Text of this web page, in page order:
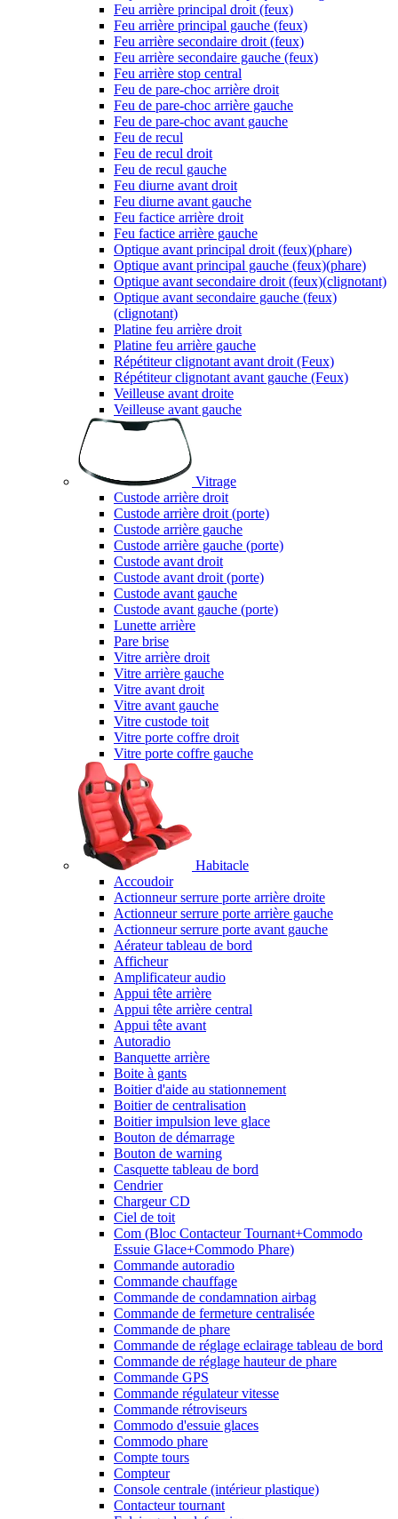
Feu arrière principal droit (feux)
Feu arrière principal gauche (feux)
Feu arrière secondaire droit (feux)
Feu arrière secondaire gauche (feux)
Feu arrière stop central
Feu de pare-choc arrière droit
Feu de pare-choc arrière gauche
Feu de pare-choc avant gauche
Feu de recul
Feu de recul droit
Feu de recul gauche
Feu diurne avant droit
Feu diurne avant gauche
Feu factice arrière droit
Feu factice arrière gauche
Optique avant principal droit (feux)(phare)
Optique avant principal gauche (feux)(phare)
Optique avant secondaire droit (feux)(clignotant)
Optique avant secondaire gauche (feux)
(clignotant)
Platine feu arrière droit
Platine feu arrière gauche
Répétiteur clignotant avant droit (Feux)
Répétiteur clignotant avant gauche (Feux)
Veilleuse avant droite
Veilleuse avant gauche
Vitrage
Custode arrière droit
Custode arrière droit (porte)
Custode arrière gauche
Custode arrière gauche (porte)
Custode avant droit
Custode avant droit (porte)
Custode avant gauche
Custode avant gauche (porte)
Lunette arrière
Pare brise
Vitre arrière droit
Vitre arrière gauche
Vitre avant droit
Vitre avant gauche
Vitre custode toit
Vitre porte coffre droit
Vitre porte coffre gauche
Habitacle
Accoudoir
Actionneur serrure porte arrière droite
Actionneur serrure porte arrière gauche
Actionneur serrure porte avant gauche
Aérateur tableau de bord
Afficheur
Amplificateur audio
Appui tête arrière
Appui tête arrière central
Appui tête avant
Autoradio
Banquette arrière
Boite à gants
Boitier d'aide au stationnement
Boitier de centralisation
Boitier impulsion leve glace
Bouton de démarrage
Bouton de warning
Casquette tableau de bord
Cendrier
Chargeur CD
Ciel de toit
Com (Bloc Contacteur Tournant+Commodo
Essuie Glace+Commodo Phare)
Commande autoradio
Commande chauffage
Commande de condamnation airbag
Commande de fermeture centralisée
Commande de phare
Commande de réglage eclairage tableau de bord
Commande de réglage hauteur de phare
Commande GPS
Commande régulateur vitesse
Commande rétroviseurs
Commodo d'essuie glaces
Commodo phare
Compte tours
Compteur
Console centrale (intérieur plastique)
Contacteur tournant